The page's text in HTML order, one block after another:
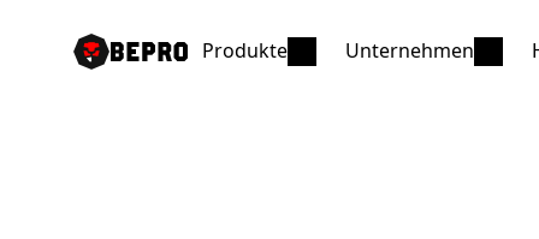
Produkte Unternehmen